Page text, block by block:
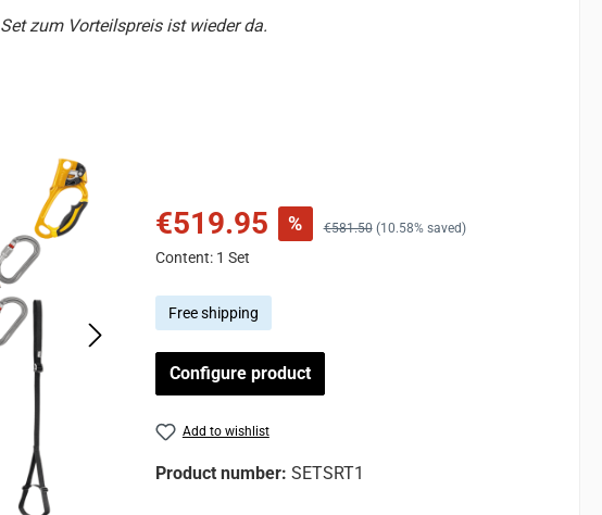
zum Vorteilspreis ist wieder da.
Sale price:
€519.95 % Regular price:
€581.50 (10.58% saved)
Content: 1 Set
Free shipping
Configure product
Add to wishlist
Product number: SETSRT1